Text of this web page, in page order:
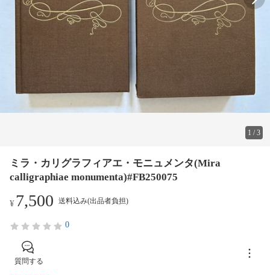
1 /3
ミラ・カリグラフィアエ・モニュメンタ(Mira
calligraphiae monumenta)#FB250075
¥7,500 送料込み(出品者負担)
0
質問する